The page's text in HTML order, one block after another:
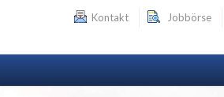
Kontakt Jobbörse